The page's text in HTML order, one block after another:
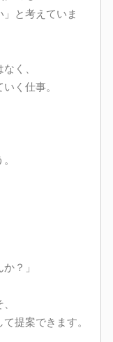
」と考えていま
く、
く仕事。
？」
提案できます。